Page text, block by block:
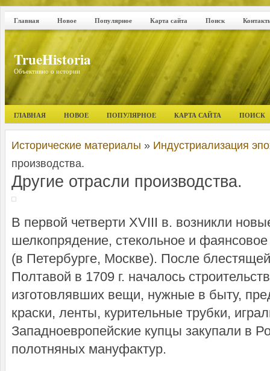
Главная Новое Популярное Карта сайта Поиск
TrueHistoria
Объективно о истории
ГЛАВНАЯ НОВОЕ ПОПУЛЯРНОЕ КАРТА САЙТА ПОИСК
Исторические материалы » Индустриализация
производства.
Другие отрасли производства.
В первой четверти XVIII в. возникли
шелкопрядение, стекольное и
(в Петербурге, Москве). После
Полтавой в 1709 г. началось
изготовлявших вещи, нужные в быту,
краски, ленты, курительные трубки,
Западноевропейские купцы закупали в
полотняных мануфактур.